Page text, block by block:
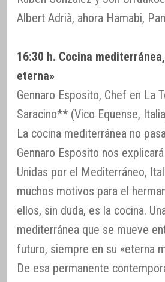
Albert Adrià, ahora Hamabi,
16:30 h. Cocina
eterna»
Gennaro Esposito, Chef en La
Saracino** (Vico Equense,
La cocina mediterránea no
Gennaro Esposito nos
Unidas por el Mediterráneo,
muchos motivos para el
ellos, sin duda, es la cocina.
mediterránea que se mueve
futuro, siempre en su «eterna
De esa permanente